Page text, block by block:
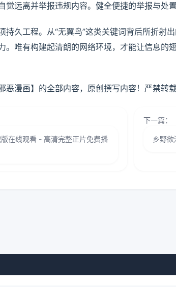
觉远离并举报违规内容。健全便捷的举报与处
持久工程。从“无翼鸟”这类关键词背后所折射
。唯有构建起清朗的网络环境，才能让信息的
恶漫画】的全部内容，原创撰写内容！严禁转载
在线观看 - 高清完整正片免费播
下一篇：
乡野